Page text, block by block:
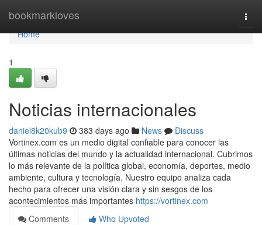
bookmarkloves
Home
Home
1
Noticias internacionales
daniel8k20kub9 383 days ago News
Discuss
Vortinex.com es un medio digital confiable para conocer las
últimas noticias del mundo y la actualidad internacional. Cubrimos
lo más relevante de la política global, economía, deportes, medio
ambiente, cultura y tecnología. Nuestro equipo analiza cada
hecho para ofrecer una visión clara y sin sesgos de los
acontecimientos más importantes https://vortinex.com
Comments
Who Upvoted